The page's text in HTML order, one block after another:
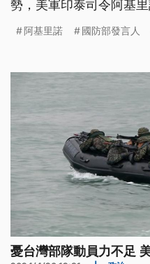
勢，美軍印泰司令阿基
(這則新聞標題、前言為
阿基里諾 國防部發言人
憂台灣部隊動員力不足